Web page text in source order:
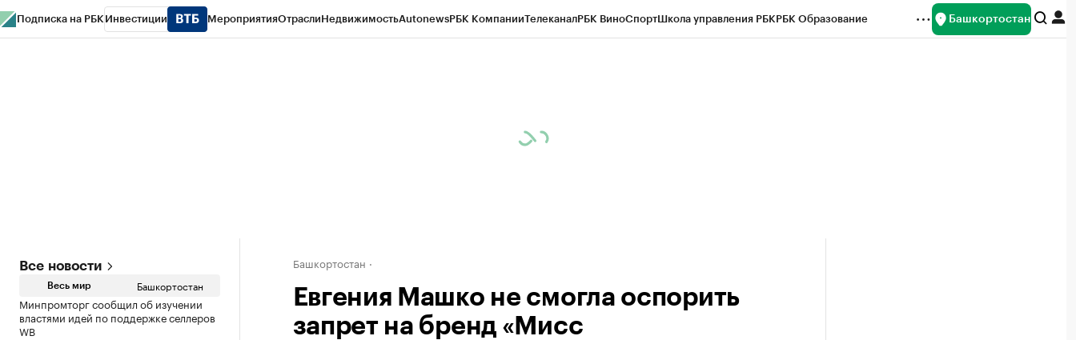
Подписка на РБК Инвестиции МероприятияОтраслиНедвижимостьAutonewsРБК КомпанииТелеканалРБК ВиноСпортШкола управления РБКРБК Образование Башкортостан
Все новости
Весь мир Башкортостан
Минпромторг сообщил об изучении
властями идей по поддержке селлеров
WB
Башкортостан
Евгения Машко не смогла оспорить
запрет на бренд «Мисс